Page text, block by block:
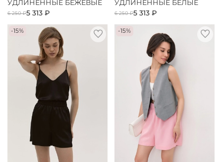
УДЛИНЕННЫЕ БЕЖЕВЫЕ
6 250 ₽5 313 ₽
УДЛИНЕННЫЕ БЕЛЫЕ
6 250 ₽5 313 ₽
-15% -15%